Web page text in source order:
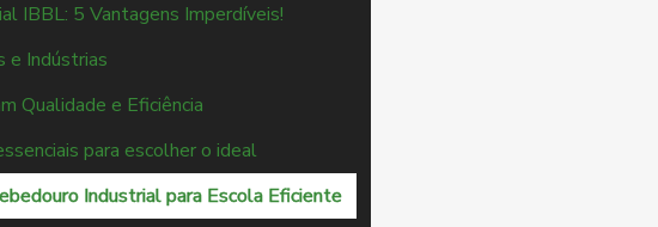
IBBL: 5 Vantagens Imperdíveis!
e Indústrias
Qualidade e Eficiência
para escolher o ideal
Industrial para Escola Eficiente